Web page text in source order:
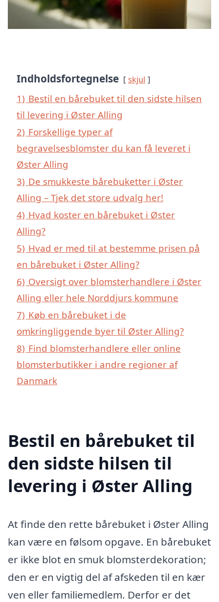
Indholdsfortegnelse skjul
1) Bestil en bårebuket til den sidste hilsen
til levering i Øster Alling
2) Forskellige typer af
begravelsesblomster du kan få leveret i
Øster Alling
3) De smukkeste bårebuketter i Øster
Alling – Tjek det store udvalg her!
4) Hvad koster en bårebuket i Øster
Alling?
5) Hvad er med til at bestemme prisen på
en bårebuket i Øster Alling?
6) Oversigt over blomsterhandlere i Øster
Alling eller hele Norddjurs kommune
7) Køb en bårebuket i de
omkringliggende byer til Øster Alling?
8) Find blomsterhandlere eller online
blomsterbutikker i andre regioner af
Danmark
Bestil en bårebuket til
den sidste hilsen til
levering i Øster Alling
At finde den rette bårebuket i Øster Alling
kan være en følsom opgave. En bårebuket
er ikke blot en smuk blomsterdekoration;
den er en vigtig del af afskeden til en kær
ven eller familiemedlem. Derfor er det